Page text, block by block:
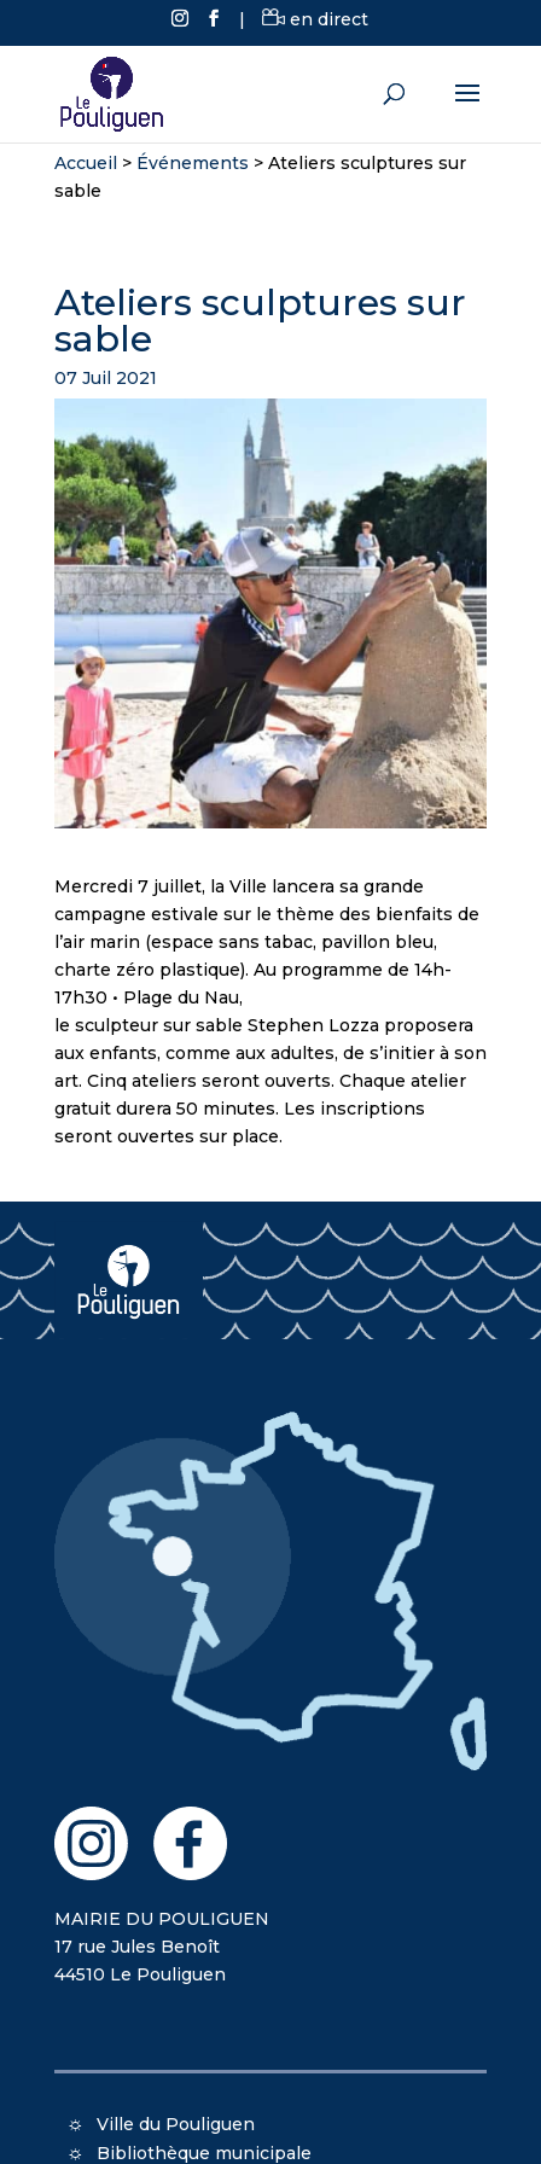
| en direct
Accueil> Événements > Ateliers sculptures sur
sable
Ateliers sculptures sur
sable
07 Juil 2021
Mercredi 7 juillet, la Ville lancera sa grande
campagne estivale sur le thème des bienfaits de
l’air marin (espace sans tabac, pavillon bleu,
charte zéro plastique). Au programme de 14h-
17h30 • Plage du Nau,
le sculpteur sur sable Stephen Lozza proposera
aux enfants, comme aux adultes, de s’initier à son
art. Cinq ateliers seront ouverts. Chaque atelier
gratuit durera 50 minutes. Les inscriptions
seront ouvertes sur place.
MAIRIE DU POULIGUEN
17 rue Jules Benoît
44510 Le Pouliguen
Ville du Pouliguen
Bibliothèque municipale